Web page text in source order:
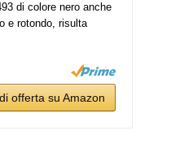
di colore nero anche
e rotondo, risulta
offerta su Amazon